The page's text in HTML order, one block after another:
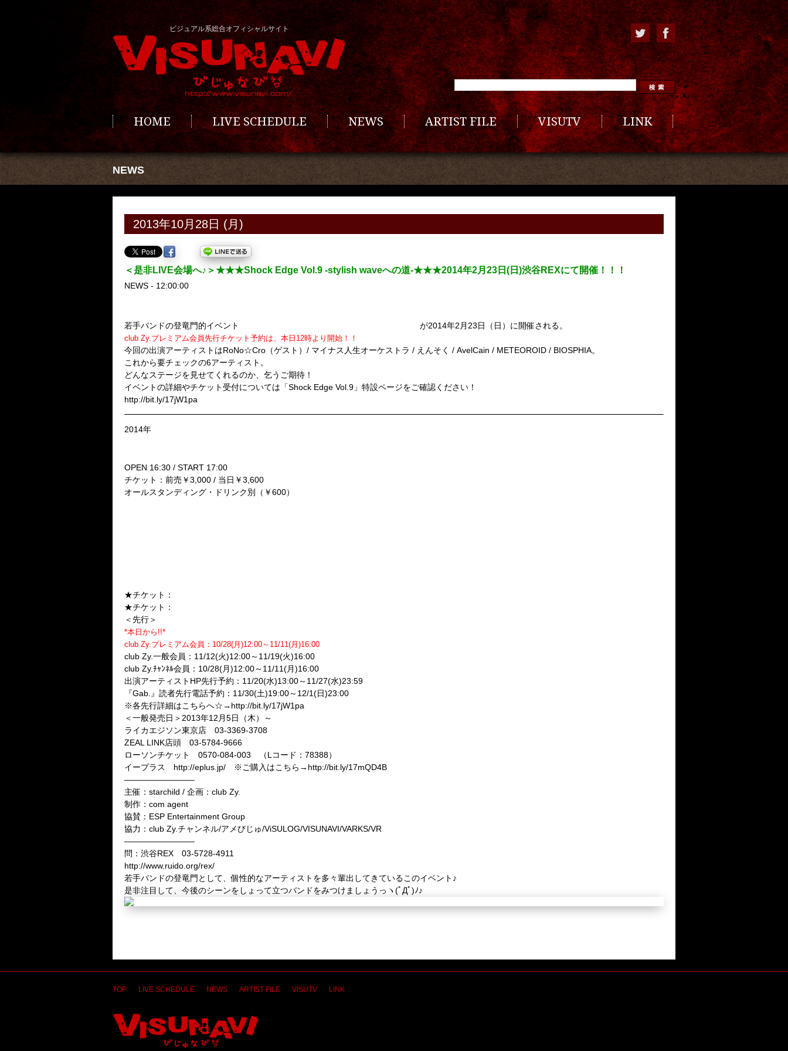
ビジュアル系総合オフィシャルサイト
HOME LIVE SCHEDULE NEWS ARTIST FILE VISUTV LINK
NEWS
2013年10月28日 (月)
＜是非LIVE会場へ♪＞★★★Shock Edge Vol.9 -stylish waveへの道-★★★2014年2月23日(日)渋谷REXにて開催！！！
NEWS - 12:00:00
若手バンドの登竜門的イベント が2014年2月23日（日）に開催される。
club Zy.プレミアム会員先行チケット予約は、本日12時より開始！！
今回の出演アーティストはRoNo☆Cro（ゲスト）/ マイナス人生オーケストラ / えんそく / AvelCain / METEOROID / BIOSPHIA。
これから要チェックの6アーティスト。
どんなステージを見せてくれるのか、乞うご期待！
イベントの詳細やチケット受付については「Shock Edge Vol.9」特設ページをご確認ください！
http://bit.ly/17jW1pa
2014年
OPEN 16:30 / START 17:00
チケット：前売￥3,000 / 当日￥3,600
オールスタンディング・ドリンク別（￥600）
★チケット：
★チケット：
＜先行＞
*本日から!!*
club Zy.プレミアム会員：10/28(月)12:00～11/11(月)16:00
club Zy.一般会員：11/12(火)12:00～11/19(火)16:00
club Zy.ﾁｬﾝﾈﾙ会員：10/28(月)12:00～11/11(月)16:00
出演アーティストHP先行予約：11/20(水)13:00～11/27(水)23:59
『Gab.』読者先行電話予約：11/30(土)19:00～12/1(日)23:00
※各先行詳細はこちらへ☆→http://bit.ly/17jW1pa
＜一般発売日＞2013年12月5日（木）～
ライカエジソン東京店 03-3369-3708
ZEAL LINK店頭 03-5784-9666
ローソンチケット 0570-084-003 （Lコード：78388）
イープラス http://eplus.jp/ ※ご購入はこちら→http://bit.ly/17mQD4B
————————–
主催：starchild / 企画：club Zy.
制作：com agent
協賛：ESP Entertainment Group
協力：club Zy.チャンネル/アメびじゅ/ViSULOG/VISUNAVI/VARKS/VR
————————–
問：渋谷REX 03-5728-4911
http://www.ruido.org/rex/
若手バンドの登竜門として、個性的なアーティストを多々輩出してきているこのイベント♪
是非注目して、今後のシーンをしょって立つバンドをみつけましょうっヽ(ﾟДﾟ)ﾉ♪
TOP LIVE SCHEDULE NEWS ARTIST FILE VISUTV LINK